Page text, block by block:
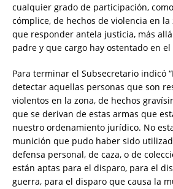
cualquier grado de participación,
cómplice, de hechos de violencia en
que responder antela justicia, más
padre y que cargo hay ostentado en
Para terminar el Subsecretario indicó
detectar aquellas personas que son
violentos en la zona, de hechos
que se derivan de estas armas que
nuestro ordenamiento jurídico. No
munición que pudo haber sido
defensa personal, de caza, o de
están aptas para el disparo, para el
guerra, para el disparo que causa la